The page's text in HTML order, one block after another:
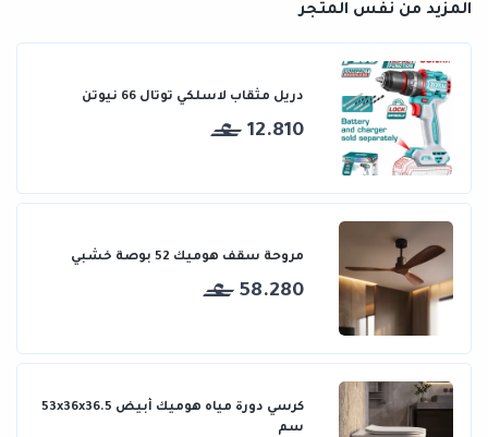
المزيد من نفس المتجر
دريل مثقاب لاسلكي توتال 66 نيوتن
12.810
مروحة سقف هوميك 52 بوصة خشبي
58.280
كرسي دورة مياه هوميك أبيض 53x36x36.5
سم